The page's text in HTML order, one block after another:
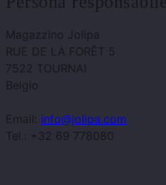
Magazzino Jolipa
RUE DE LA FORÊT 5
7522 TOURNAI
Belgio
Email: info@jolipa.com
Tel.: +32 69 778080